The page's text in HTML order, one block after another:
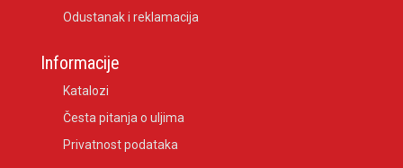
Odustanak i reklamacija
Informacije
Katalozi
Česta pitanja o uljima
Privatnost podataka